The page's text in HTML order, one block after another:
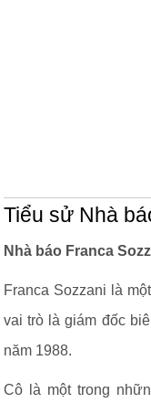
Tiểu sử Nhà
Nhà báo Franca
Franca Sozzani là
vai trò là giám đốc
năm 1988.
Cô là một trong